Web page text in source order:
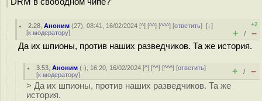
2.28 ,Аноним (27), 08:41, 16/02/2024 [^] [^^] [^^^] [ответить][↓]
[к модератору]
+2
+ / –
Да их шпионы, против наших разведчиков. Та же история.
3.53 ,Аноним (-), 16:20, 16/02/2024 [^] [^^] [^^^] [ответить]
[к модератору] + / –
> Да их шпионы, против наших разведчиков. Та же
история.